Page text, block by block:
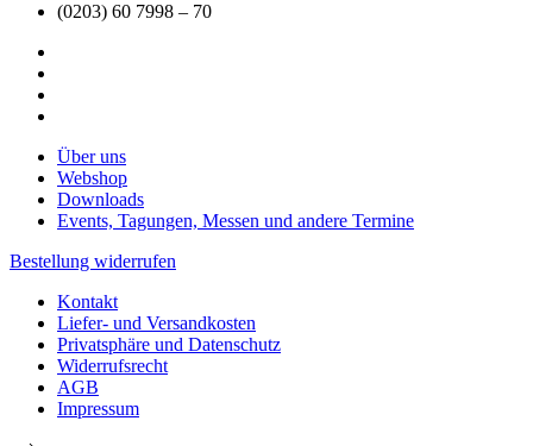
(0203) 60 7998 – 70
Über uns
Webshop
Downloads
Events, Tagungen, Messen und andere Termine
Bestellung widerrufen
Kontakt
Liefer- und Versandkosten
Privatsphäre und Datenschutz
Widerrufsrecht
AGB
Impressum